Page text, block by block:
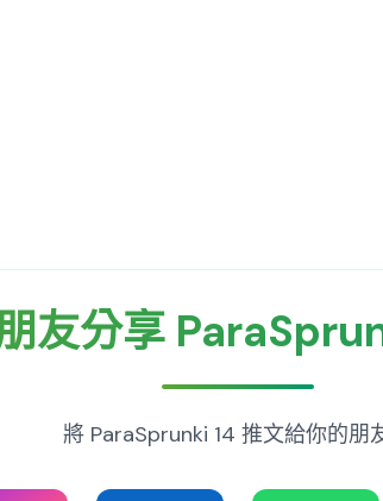
友分享
將 ParaSprunki 14 推文給你的朋